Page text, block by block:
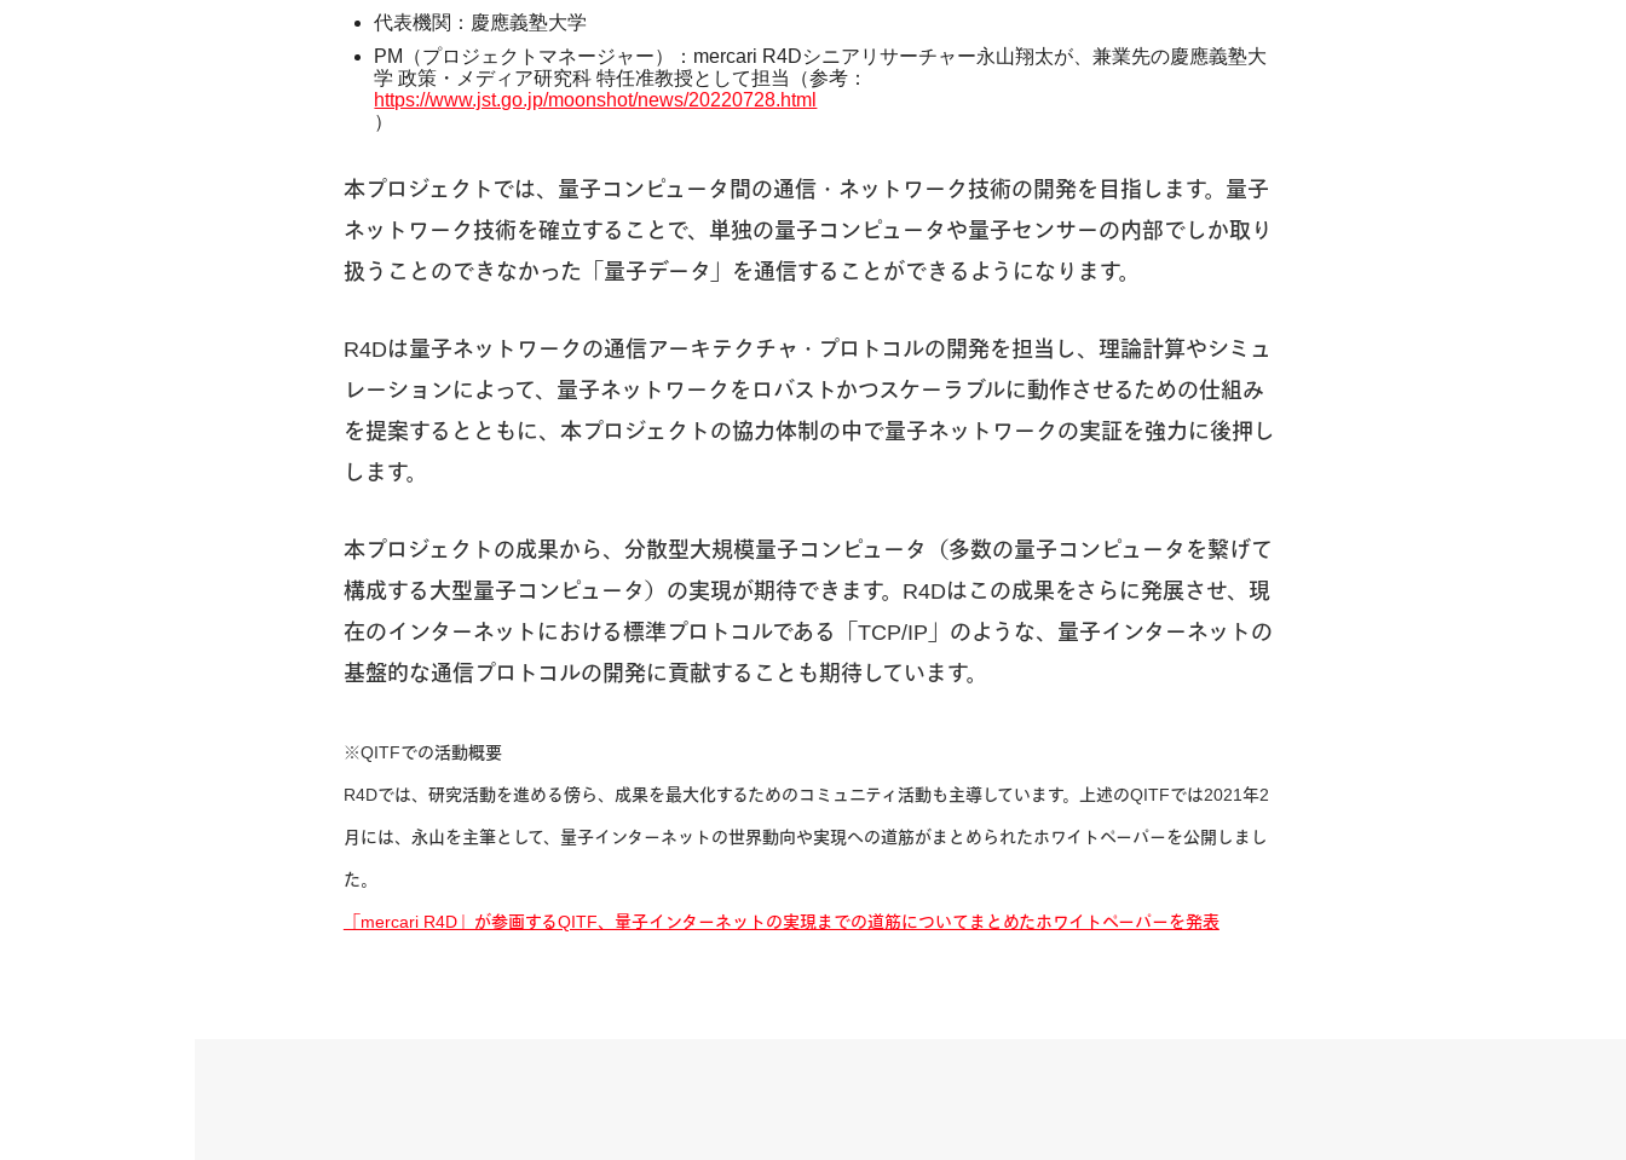
代表機関：慶應義塾大学
PM（プロジェクトマネージャー）：mercari R4Dシニアリサーチャー永山翔太が、兼業先の慶應義塾大
学 政策・メディア研究科 特任准教授として担当（参考：
https://www.jst.go.jp/moonshot/news/20220728.html
）
本プロジェクトでは、量子コンピュータ間の通信・ネットワーク技術の開発を目指します。量子
ネットワーク技術を確立することで、単独の量子コンピュータや量子センサーの内部でしか取り
扱うことのできなかった「量子データ」を通信することができるようになります。
R4Dは量子ネットワークの通信アーキテクチャ・プロトコルの開発を担当し、理論計算やシミュ
レーションによって、量子ネットワークをロバストかつスケーラブルに動作させるための仕組み
を提案するとともに、本プロジェクトの協力体制の中で量子ネットワークの実証を強力に後押し
します。
本プロジェクトの成果から、分散型大規模量子コンピュータ（多数の量子コンピュータを繋げて
構成する大型量子コンピュータ）の実現が期待できます。R4Dはこの成果をさらに発展させ、現
在のインターネットにおける標準プロトコルである「TCP/IP」のような、量子インターネットの
基盤的な通信プロトコルの開発に貢献することも期待しています。
※QITFでの活動概要
R4Dでは、研究活動を進める傍ら、成果を最大化するためのコミュニティ活動も主導しています。上述のQITFでは2021年2
月には、永山を主筆として、量子インターネットの世界動向や実現への道筋がまとめられたホワイトペーパーを公開しまし
た。
「mercari R4D」が参画するQITF、量子インターネットの実現までの道筋についてまとめたホワイトペーパーを発表